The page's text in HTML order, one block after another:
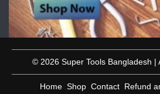
© 2026 Super Tools Bangladesh |
Home Shop Contact Refund